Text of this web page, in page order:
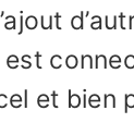
et bien